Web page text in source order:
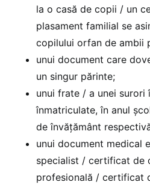
la o casă de copii / un
plasament familial se
copilului orfan de ambii
unui document care
un singur părinte;
unui frate / a unei surori
înmatriculate, în anul
de învățământ
unui document medical
specialist / certificat de
profesională / certificat